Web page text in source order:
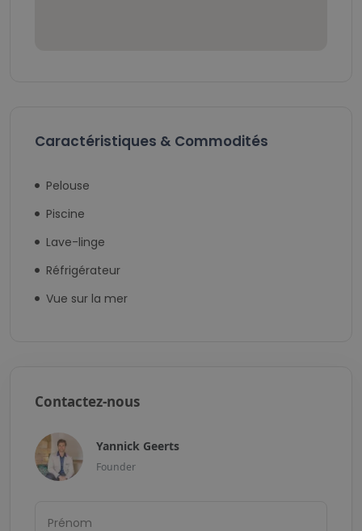
Caractéristiques & Commodités
Pelouse
Piscine
Lave-linge
Réfrigérateur
Vue sur la mer
Contactez-nous
Yannick Geerts
Founder